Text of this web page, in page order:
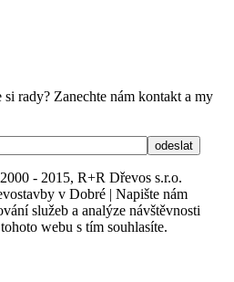
si rady? Zanechte nám kontakt a my
- 2015, R+R Dřevos s.r.o.
v Dobré | Napište nám
služeb a analýze návštěvnosti
webu s tím souhlasíte.